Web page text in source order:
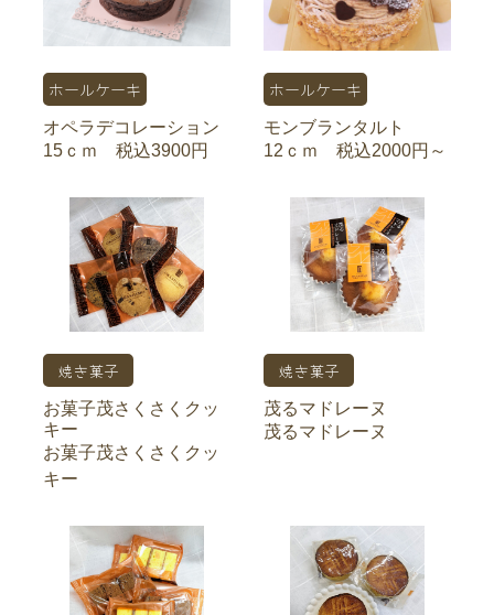
ホールケーキ
オペラデコレーション
15ｃｍ 税込3900円
ホールケーキ
モンブランタルト
12ｃｍ 税込2000円～
焼き菓子
お菓子茂さくさくクッ
キー
お菓子茂さくさくクッ
キー
焼き菓子
茂るマドレーヌ
茂るマドレーヌ